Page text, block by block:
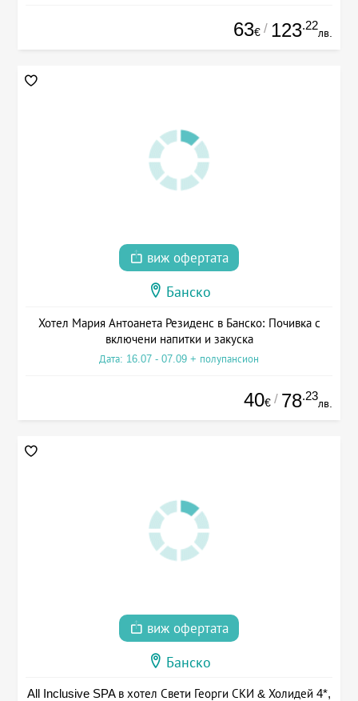
63€ / 123.22
лв.
виж офертата
Банско
Хотел Мария Антоанета Резиденс в Банско: Почивка с
включени напитки и закуска
Дата: 16.07 - 07.09 + полупансион
40€ / 78.23
лв.
виж офертата
Банско
All Inclusive SPA в хотел Свети Георги СКИ & Холидей 4*,